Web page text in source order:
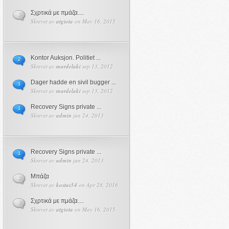
Σχρτικά με πμάζα....
Skrevet av atgiota on May 16, 2015
0
Kontor Auksjon. Politiet ...
Skrevet av mardelaki sep 13, 2012
2
Dager hadde en sivil bugger ...
Skrevet av mardelaki sep 13, 2012
1
Recovery Signs private ...
Skrevet av admin jan 24, 2013
1
Recovery Signs private ...
Skrevet av admin jan 24, 2013
1
Μπάζα
Skrevet av kostas54 on Apr 28, 2016
0
Σχρτικά με πμάζα....
Skrevet av atgiota on May 16, 2015
0